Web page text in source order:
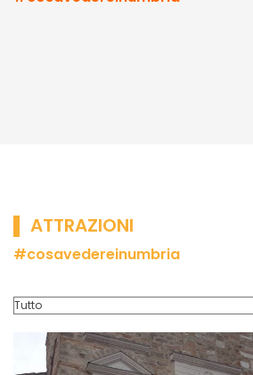
ATTRAZIONI
#cosavedereinumbria